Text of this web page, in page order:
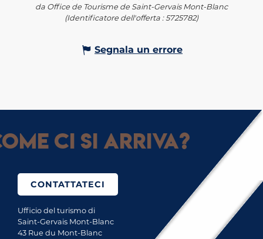
da Office de Tourisme de Saint-Gervais Mont-Blanc
(Identificatore dell'offerta :5725782)
Segnala un errore
ci si arriva?
CONTATTATECI
Ufficio del turismo di
Saint-Gervais Mont-Blanc
43 Rue du Mont-Blanc